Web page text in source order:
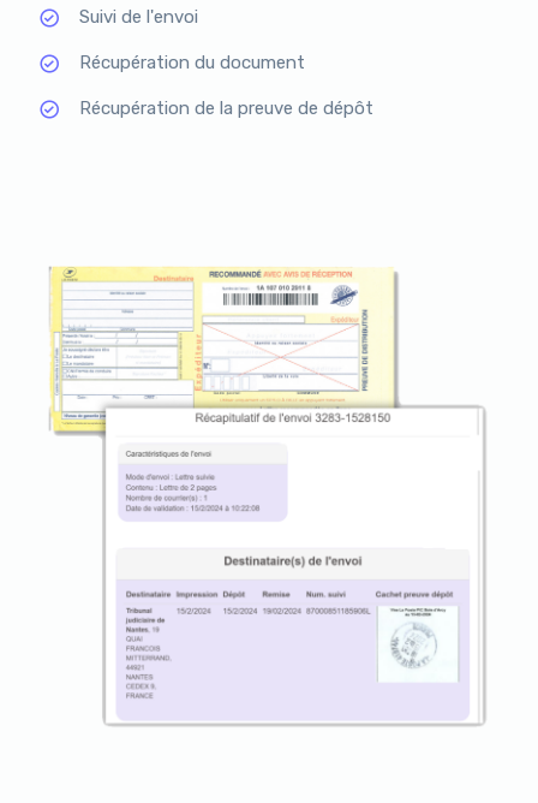
Suivi de l'envoi
Récupération du document
Récupération de la preuve de dépôt